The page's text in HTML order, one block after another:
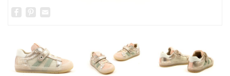
Facebook
Pinterest